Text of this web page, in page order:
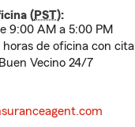
(PST):
9:00 AM a 5:00 PM
horas de oficina con
Vecino 24/7